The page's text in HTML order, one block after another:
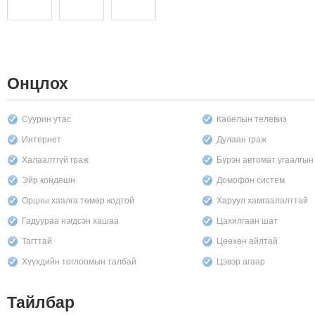
Онцлох
Суурин утас Кабелын телевиз
Интернет Дулаан граж
Халаалтгүй граж Бүрэн автомат
Эйр кондешн Домофон систем
Орцны хаалга төмөр кодтой Харуул хамгаалалттай
Гадуураа нэгдсэн хашаа Цахилгаан шат
Тагттай Цөөхөн айлтай
Хүүхдийн тоглоомын талбай Цэвэр агаар
Тайлбар